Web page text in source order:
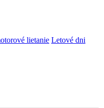
lietanie Letové dni